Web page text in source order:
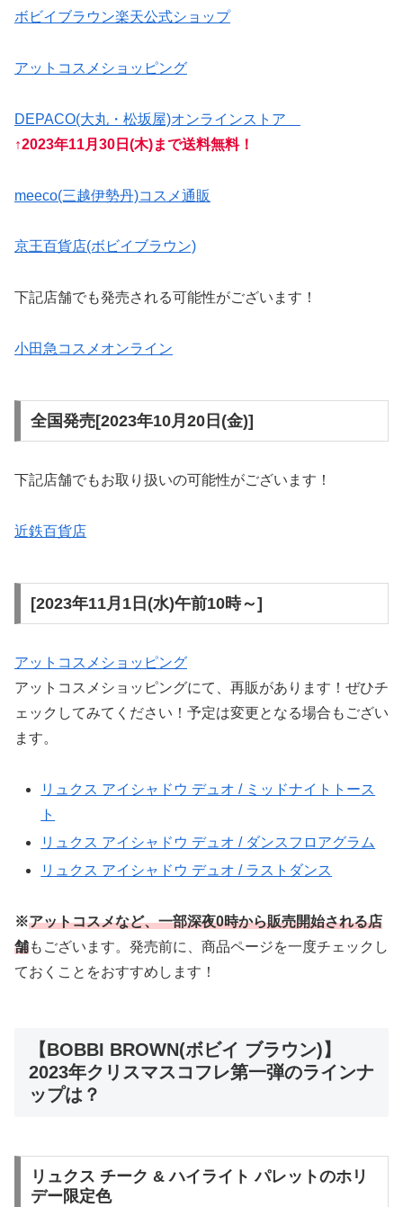
ボビイブラウン楽天公式ショップ
アットコスメショッピング
DEPACO(大丸・松坂屋)オンラインストア
↑2023年11月30日(木)まで送料無料！
meeco(三越伊勢丹)コスメ通販
京王百貨店(ボビイブラウン)
下記店舗でも発売される可能性がございます！
小田急コスメオンライン
全国発売[2023年10月20日(金)]
下記店舗でもお取り扱いの可能性がございます！
近鉄百貨店
[2023年11月1日(水)午前10時～]
アットコスメショッピング
アットコスメショッピングにて、再販があります！ぜひチ
ェックしてみてください！予定は変更となる場合もござい
ます。
リュクス アイシャドウ デュオ / ミッドナイトトース
ト
リュクス アイシャドウ デュオ / ダンスフロアグラム
リュクス アイシャドウ デュオ / ラストダンス
※アットコスメなど、一部深夜0時から販売開始される店
舗もございます。発売前に、商品ページを一度チェックし
ておくことをおすすめします！
【BOBBI BROWN(ボビイ ブラウン)】
2023年クリスマスコフレ第一弾のラインナ
ップは？
リュクス チーク & ハイライト パレットのホリ
デー限定色